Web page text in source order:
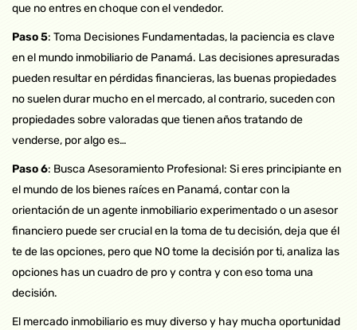
que no entres en choque con el vendedor.
Paso 5: Toma Decisiones Fundamentadas, la paciencia es clave
en el mundo inmobiliario de Panamá. Las decisiones apresuradas
pueden resultar en pérdidas financieras, las buenas propiedades
no suelen durar mucho en el mercado, al contrario, suceden con
propiedades sobre valoradas que tienen años tratando de
venderse, por algo es…
Paso 6: Busca Asesoramiento Profesional: Si eres principiante en
el mundo de los bienes raíces en Panamá, contar con la
orientación de un agente inmobiliario experimentado o un asesor
financiero puede ser crucial en la toma de tu decisión, deja que él
te de las opciones, pero que NO tome la decisión por ti, analiza las
opciones has un cuadro de pro y contra y con eso toma una
decisión.
El mercado inmobiliario es muy diverso y hay mucha oportunidad